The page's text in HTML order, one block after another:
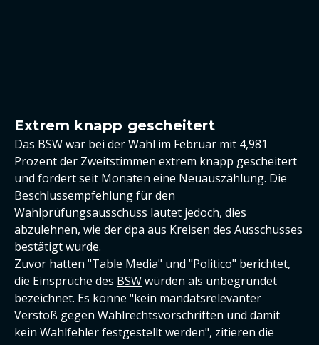
Extrem knapp gescheitert
Das BSW war bei der Wahl im Februar mit 4,981
Prozent der Zweitstimmen extrem knapp gescheitert
und fordert seit Monaten eine Neuauszählung. Die
Beschlussempfehlung für den
Wahlprüfungsausschuss lautet jedoch, dies
abzulehnen, wie der dpa aus Kreisen des Ausschusses
bestätigt wurde.
Zuvor hatten "Table Media" und "Politico" berichtet,
die Einsprüche des BSWwürden als unbegründet
bezeichnet. Es könne "kein mandatsrelevanter
Verstoß gegen Wahlrechtsvorschriften und damit
kein Wahlfehler festgestellt werden", zitieren die